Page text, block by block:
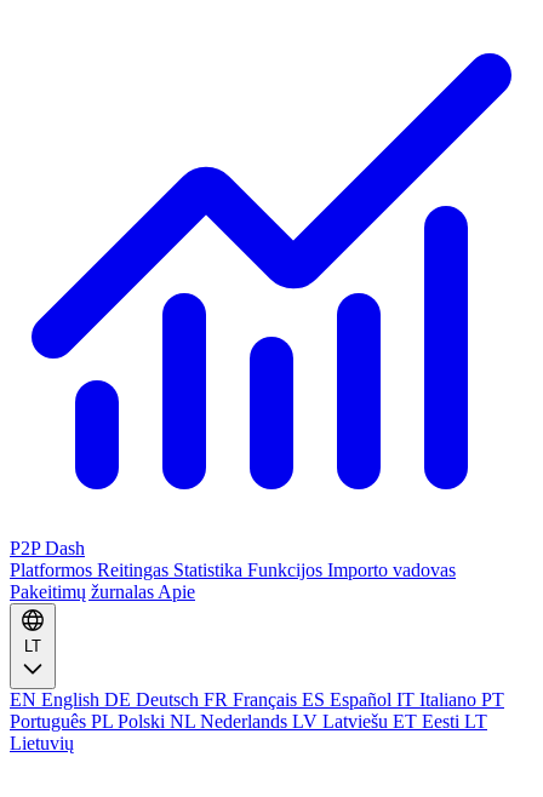
P2P Dash
Platformos Reitingas Statistika Funkcijos Importo vadovas
Pakeitimų žurnalas Apie
LT
EN English DE Deutsch FR Français ES Español IT Italiano PT
Português PL Polski NL Nederlands LV Latviešu ET Eesti LT
Lietuvių